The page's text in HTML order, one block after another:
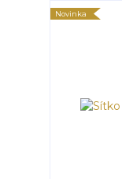
Novinka